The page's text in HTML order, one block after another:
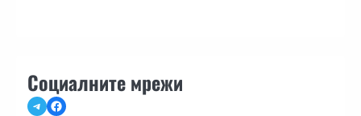
Социалните мрежи
TelegramFacebook